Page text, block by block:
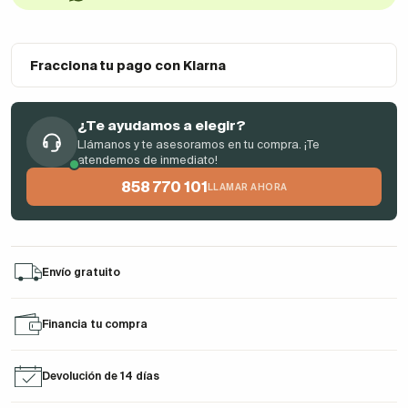
Fracciona tu pago con Klarna
¿Te ayudamos a elegir?
Llámanos y te asesoramos en tu compra. ¡Te
atendemos de inmediato!
858 770 101 LLAMAR AHORA
Envío gratuito
Financia tu compra
Devolución de 14 días